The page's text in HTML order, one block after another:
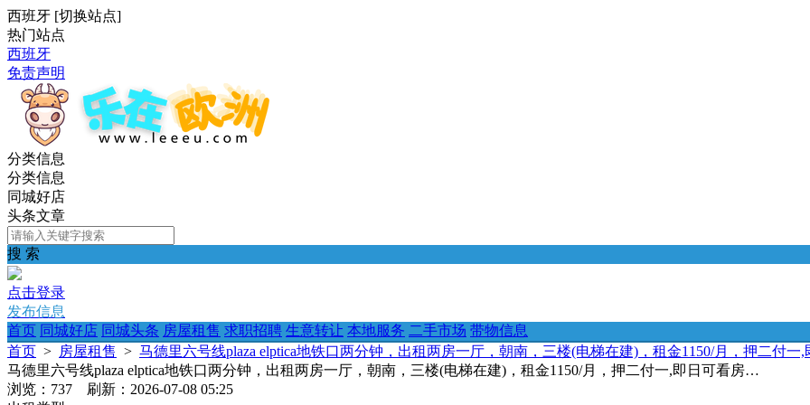
西班牙 [切换站点]
热门站点
西班牙
免责声明
分类信息
分类信息
同城好店
头条文章
搜 索
点击登录
发布信息
首页 同城好店 同城头条 房屋租售 求职招聘 生意转让 本地服务 二手市场 带物信息
首页 > 房屋租售 > 马德里六号线plaza elptica地铁口两分钟，出租两房一厅，朝南，三楼(电梯在建)，租金1150/月，押二付
马德里六号线plaza elptica地铁口两分钟，出租两房一厅，朝南，三楼(电梯在建)，租金1150/月，押二付一,即日可看房…
浏览：737 刷新：2026-07-08 05:25